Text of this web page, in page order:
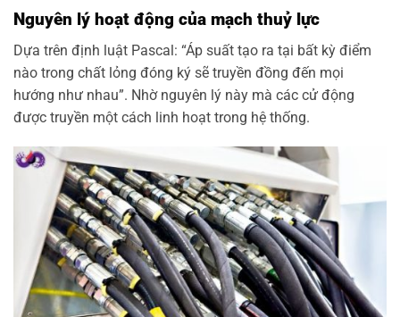
Nguyên lý hoạt động của mạch thuỷ lực
Dựa trên định luật Pascal: “Áp suất tạo ra tại bất kỳ điểm
nào trong chất lỏng đóng ký sẽ truyền đồng đến mọi
hướng như nhau”. Nhờ nguyên lý này mà các cử động
được truyền một cách linh hoạt trong hệ thống.